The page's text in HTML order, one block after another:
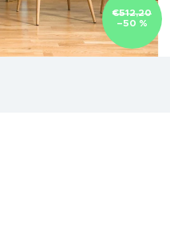
€512,20
–50 %